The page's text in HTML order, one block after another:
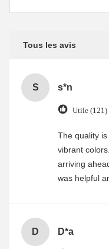
Tous les avis
S s*n
Utile (121)
The quality
vibrant
arriving
was helpful
D D*a